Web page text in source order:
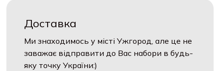
Доставка
Ми знаходимось у місті Ужгород, але це не
заважає відправити до Вас набори в будь-
яку точку України:)